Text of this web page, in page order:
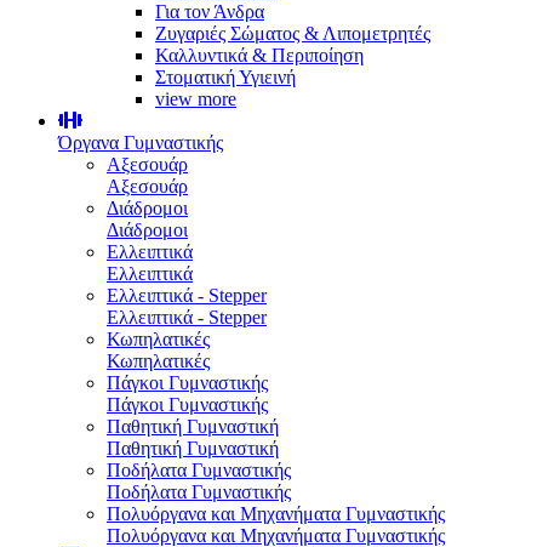
Για τον Άνδρα
Ζυγαριές Σώματος & Λιπομετρητές
Καλλυντικά & Περιποίηση
Στοματική Υγιεινή
view more
Όργανα Γυμναστικής
Αξεσουάρ
Αξεσουάρ
Διάδρομοι
Διάδρομοι
Ελλειπτικά
Ελλειπτικά
Ελλειπτικά - Stepper
Ελλειπτικά - Stepper
Κωπηλατικές
Κωπηλατικές
Πάγκοι Γυμναστικής
Πάγκοι Γυμναστικής
Παθητική Γυμναστική
Παθητική Γυμναστική
Ποδήλατα Γυμναστικής
Ποδήλατα Γυμναστικής
Πολυόργανα και Μηχανήματα Γυμναστικής
Πολυόργανα και Μηχανήματα Γυμναστικής